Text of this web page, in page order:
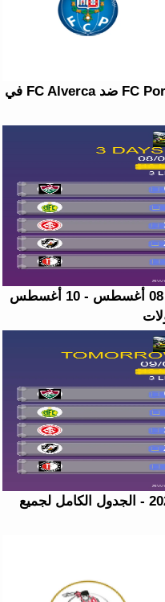
2026-08-09 القمة المرتقبة بين FC Porto ضد FC Alverca في
جدول مباريات هذا الأسبوع السبت 08 أغسطس - 10 أغسطس
مباريات الغد الأحد 09 أغسطس 2026 - الجدول الكامل لجميع